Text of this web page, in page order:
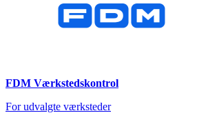
FDM Værkstedskontrol
For udvalgte værksteder